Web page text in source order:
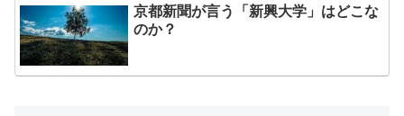
京都新聞が言う「新興大学」はどこな
のか？